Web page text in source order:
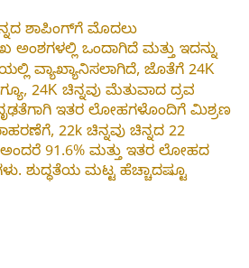
ಶಾಪಿಂಗ್‌ಗೆ ಮೊದಲು
ಒಂದಾಗಿದೆ ಮತ್ತು ಇದನ್ನು
ವ್ಯಾಖ್ಯಾನಿಸಲಾಗಿದೆ, ಜೊತೆಗೆ 24K
24K ಚಿನ್ನವು ಮೆತುವಾದ ದ್ರವ
ದೃಢತೆಗಾಗಿ ಇತರ ಲೋಹಗಳೊಂದಿಗೆ ಮಿಶ್ರಣ
22k ಚಿನ್ನವು ಚಿನ್ನದ 22
91.6% ಮತ್ತು ಇತರ ಲೋಹದ
ಶುದ್ಧತೆಯ ಮಟ್ಟ ಹೆಚ್ಚಾದಷ್ಟೂ